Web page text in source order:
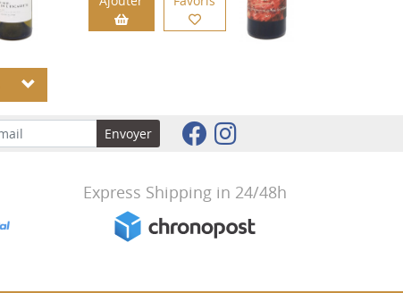
Envoyer
Express Shipping in 24/48h